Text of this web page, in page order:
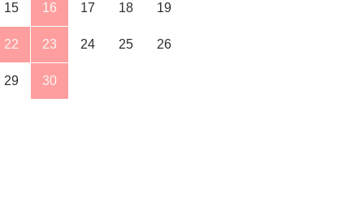
15 16 17 18 19
22 23 24 25 26
29 30